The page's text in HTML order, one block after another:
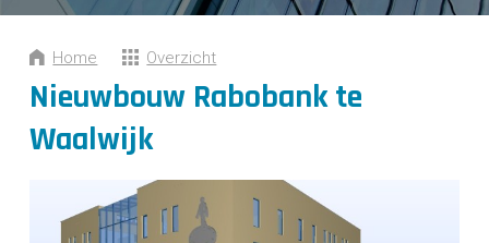
CONTACT
Home Overzicht
Nieuwbouw Rabobank te
Waalwijk